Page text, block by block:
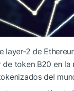
layer-2 de
de token B20 en
del